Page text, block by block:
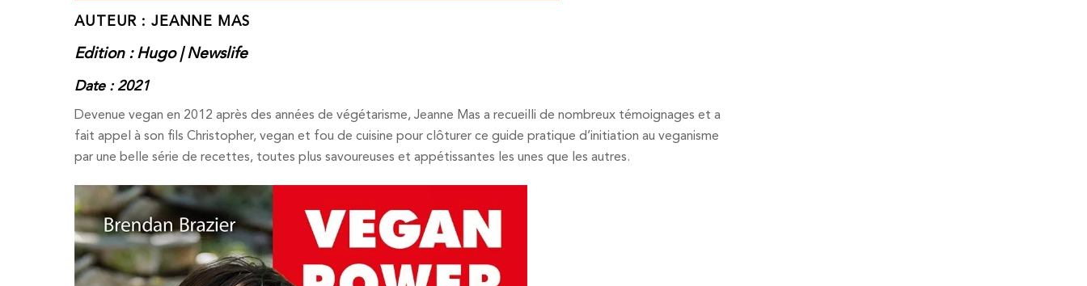
AUTEUR : JEANNE MAS
Edition : Hugo | Newslife
Date : 2021
Devenue vegan en 2012 après des années de végétarisme, Jeanne Mas a recueilli de nombreux témoignages et a
fait appel à son fils Christopher, vegan et fou de cuisine pour clôturer ce guide pratique d’initiation au veganisme
par une belle série de recettes, toutes plus savoureuses et appétissantes les unes que les autres.